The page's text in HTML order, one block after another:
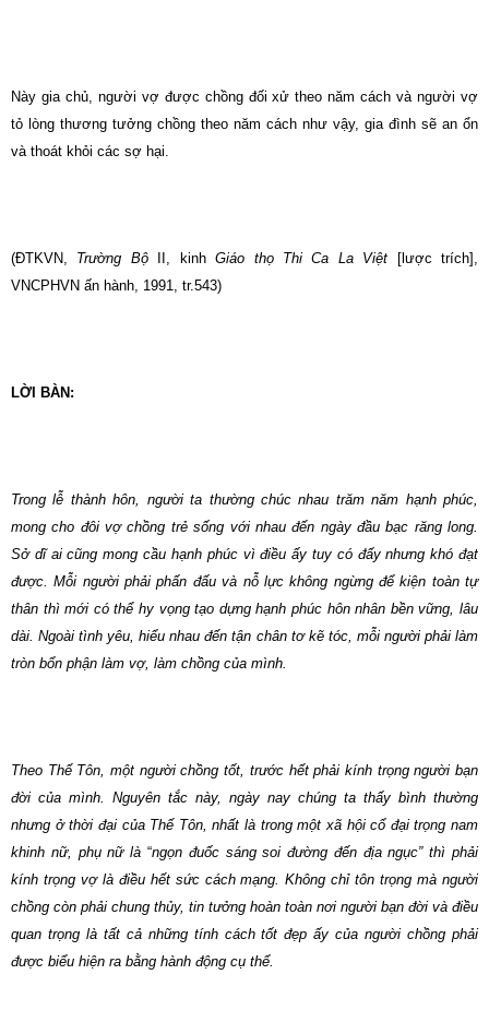
Này gia chủ, người vợ được chồng đối xử theo năm cách và người vợ
tỏ lòng thương tưởng chồng theo năm cách như vậy, gia đình sẽ an ổn
và thoát khỏi các sợ hại.
(ĐTKVN, Trường BộII, kinhGiáo thọ Thi Ca La Việt [lược trích],
VNCPHVN ấn hành, 1991, tr.543)
LỜI BÀN:
Trong lễ thành hôn, người ta thường chúc nhau trăm năm hạnh phúc,
mong cho đôi vợ chồng trẻ sống với nhau đến ngày đầu bạc răng long.
Sở dĩ ai cũng mong cầu hạnh phúc vì điều ấy tuy có đấy nhưng khó đạt
được. Mỗi người phải phấn đấu và nỗ lực không ngừng để kiện toàn tự
thân thì mới có thể hy vọng tạo dựng hạnh phúc hôn nhân bền vững, lâu
dài. Ngoài tình yêu, hiểu nhau đến tận chân tơ kẽ tóc, mỗi người phải làm
tròn bổn phận làm vợ, làm chồng của mình.
Theo Thế Tôn, một người chồng tốt, trước hết phải kính trọng người bạn
đời của mình. Nguyên tắc này, ngày nay chúng ta thấy bình thường
nhưng ở thời đại của Thế Tôn, nhất là trong một xã hội cổ đại trọng nam
khinh nữ, phụ nữ là “ngọn đuốc sáng soi đường đến địa ngục” thì phải
kính trọng vợ là điều hết sức cách mạng. Không chỉ tôn trọng mà người
chồng còn phải chung thủy, tin tưởng hoàn toàn nơi người bạn đời và điều
quan trọng là tất cả những tính cách tốt đẹp ấy của người chồng phải
được biểu hiện ra bằng hành động cụ thể.